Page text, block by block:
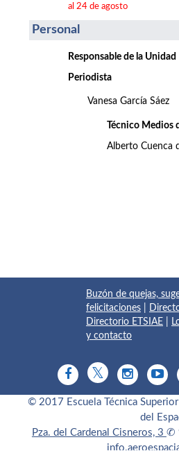
al 24 de agosto
Personal
Responsable de la Unidad
Periodista
Vanesa
Técnico Medios
Alberto
Buzón de quejas,
felicitaciones
Directorio ETSIAE
y contacto
© 2017 Escuela Técnica
del
Pza. del Cardenal Cisneros, 3 ✆